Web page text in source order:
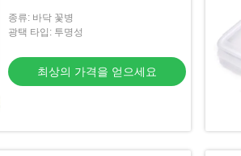
종류: 바닥 꽃병
광택 타입: 투명성
최상의 가격을 얻으세요